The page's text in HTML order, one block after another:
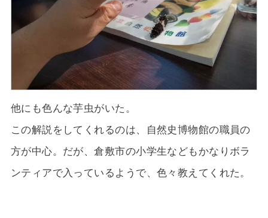
他にも色んな芋虫がいた。
この解説をしてくれるのは、自然史博物館の職員の
方が中心。だが、倉敷市の小学生などもかなりボラ
ンティアで入っているようで、色々教えてくれた。